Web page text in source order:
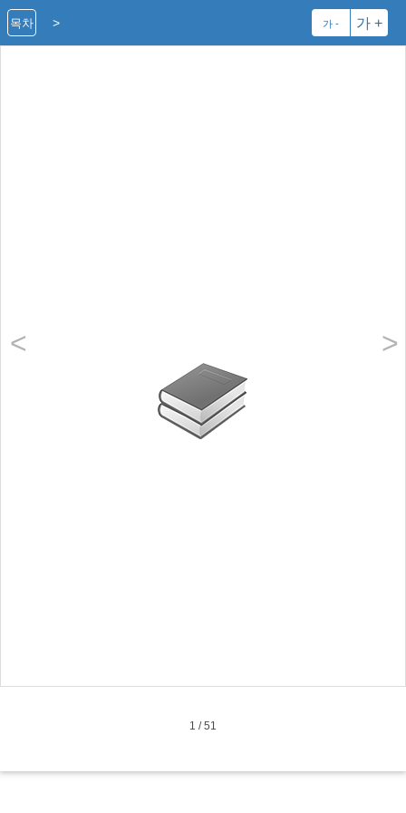
> 가 - 가 +
목차
< >
1 /51